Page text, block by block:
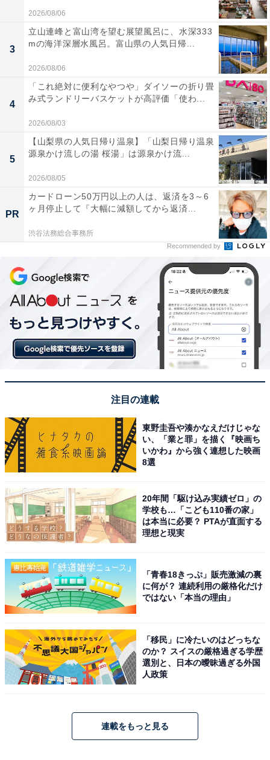
2026/08/06
3
立山連峰と富山湾を望む展望風呂に、水深333
mの海洋深層水風呂。富山県の人気日帰...
2026/08/06
4
「これ絶対に便利なやつや」ダイソーの折り畳
み式ランドリーバスケットが高評価「使わ...
2026/08/03
5
【山梨県の人気日帰り温泉】「山梨日帰り温泉
源泉かけ流しの湯 桜湯」は源泉かけ流...
2026/08/05
PR
カードローン50万円以上の人は、返済を3～6
ヶ月停止して『大幅に減額してから返済...
渋谷法務総合事務所
Recommended by
注目の連載
東野圭吾や湊かなえだけじゃな
い、「業と罪」を描く『映画ち
いかわ』から強く連想した映画
8選
20年間「駆け込み実績ゼロ」の
学校も…「こども110番の家」
は本当に必要？ PTAが直面する
理想と現実
「青春18きっぷ」販売激減の裏
に何が？ 連続利用の厳格化だけ
ではない「本当の理由」
「移民」に冷たいのはどっちな
のか？ スイスの厳格過ぎる学歴
選別と、日本の曖昧過ぎる外国
人政策
連載をもっと見る